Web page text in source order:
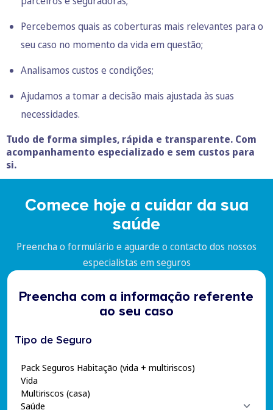
Percebemos quais as coberturas mais relevantes para o
seu caso no momento da vida em questão;
Analisamos custos e condições;
Ajudamos a tomar a decisão mais ajustada às suas
necessidades.
Tudo de forma simples, rápida e transparente. Com
acompanhamento especializado e sem custos para
si.
Comece hoje a cuidar da sua
saúde
Preencha o formulário e aguarde o contacto dos nossos
especialistas em seguros
Preencha com a informação referente
ao seu caso
Tipo de Seguro